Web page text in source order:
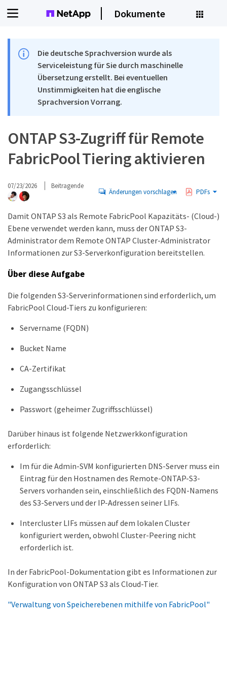
Dokumente
Die deutsche Sprachversion wurde als
Serviceleistung für Sie durch maschinelle
Übersetzung erstellt. Bei eventuellen
Unstimmigkeiten hat die englische
Sprachversion Vorrang.
ONTAP S3-Zugriff für Remote
FabricPool Tiering aktivieren
07/23/2026 Beitragende
Änderungen vorschlagen PDFs
Damit ONTAP S3 als Remote FabricPool Kapazitäts- (Cloud-)
Ebene verwendet werden kann, muss der ONTAP S3-
Administrator dem Remote ONTAP Cluster-Administrator
Informationen zur S3-Serverkonfiguration bereitstellen.
Über diese Aufgabe
Die folgenden S3-Serverinformationen sind erforderlich, um
FabricPool Cloud-Tiers zu konfigurieren:
Servername (FQDN)
Bucket Name
CA-Zertifikat
Zugangsschlüssel
Passwort (geheimer Zugriffsschlüssel)
Darüber hinaus ist folgende Netzwerkkonfiguration
erforderlich:
Im für die Admin-SVM konfigurierten DNS-Server muss ein
Eintrag für den Hostnamen des Remote-ONTAP-S3-
Servers vorhanden sein, einschließlich des FQDN-Namens
des S3-Servers und der IP-Adressen seiner LIFs.
Intercluster LIFs müssen auf dem lokalen Cluster
konfiguriert werden, obwohl Cluster-Peering nicht
erforderlich ist.
In der FabricPool-Dokumentation gibt es Informationen zur
Konfiguration von ONTAP S3 als Cloud-Tier.
"Verwaltung von Speicherebenen mithilfe von FabricPool"